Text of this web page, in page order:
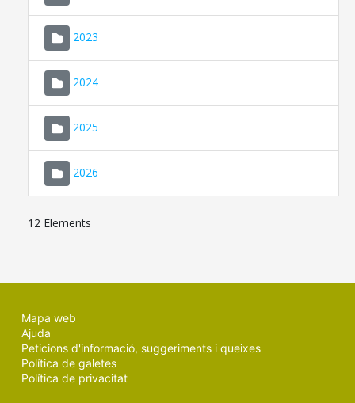
2023
2024
2025
2026
12 Elements
Mapa web
Ajuda
Peticions d'informació, suggeriments i queixes
Política de galetes
Política de privacitat